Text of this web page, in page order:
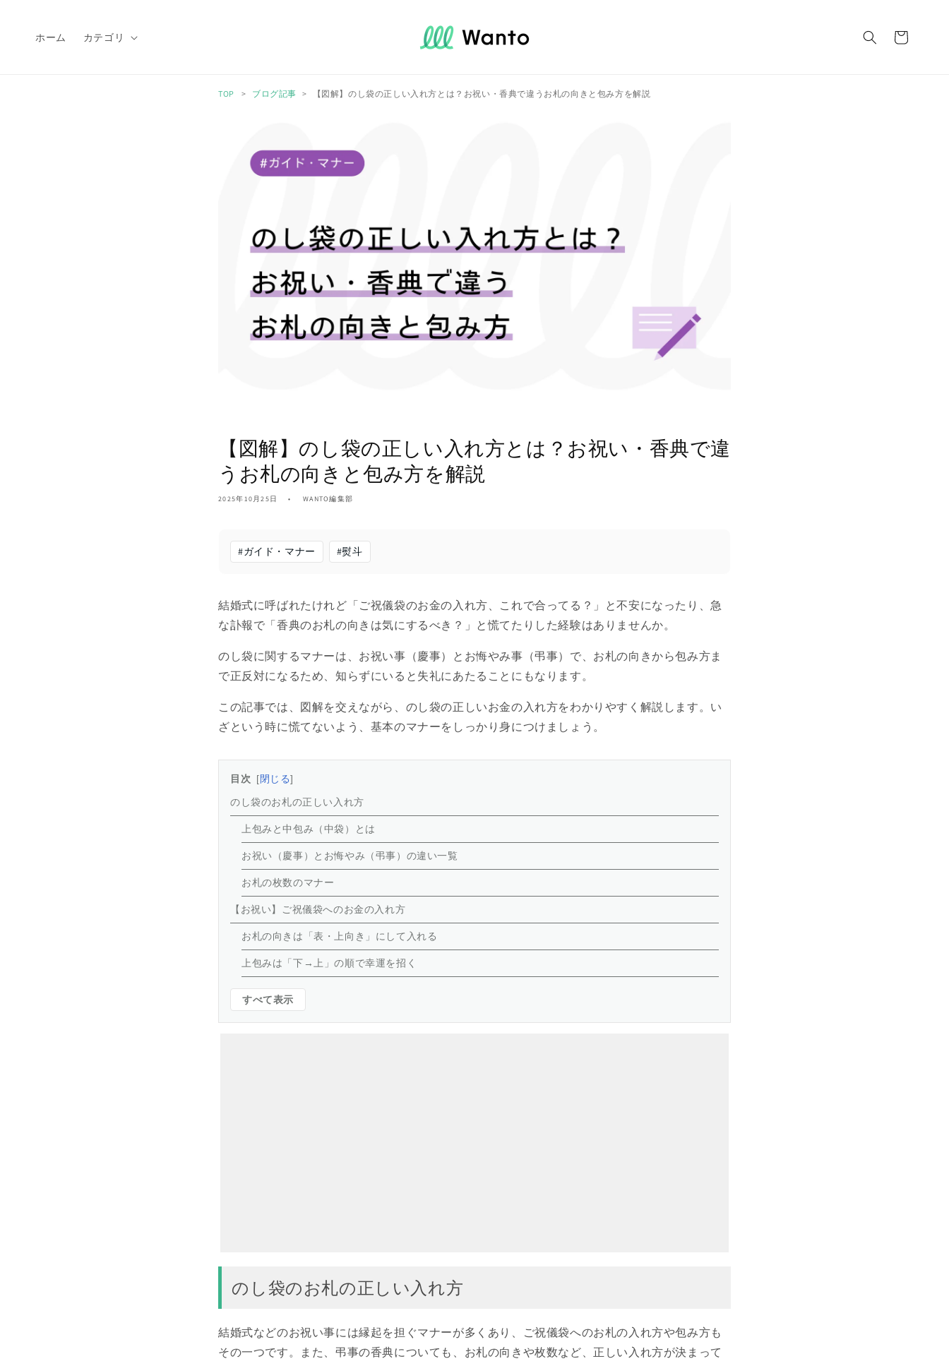
ホーム カテゴリ
ー
TOP ブログ記事 【図解】のし袋の正しい入れ方とは？お祝い・香典で違うお札の向きと包み方を解説
【図解】のし袋の正しい入れ方とは？お祝い・香典で違
うお札の向きと包み方を解説
2025年10月25日 WANTO編集部
#ガイド・マナー #熨斗
結婚式に呼ばれたけれど「ご祝儀袋のお金の入れ方、これで合ってる？」と不安になったり、急
な訃報で「香典のお札の向きは気にするべき？」と慌てたりした経験はありませんか。
のし袋に関するマナーは、お祝い事（慶事）とお悔やみ事（弔事）で、お札の向きから包み方ま
で正反対になるため、知らずにいると失礼にあたることにもなります。
この記事では、図解を交えながら、のし袋の正しいお金の入れ方をわかりやすく解説します。い
ざという時に慌てないよう、基本のマナーをしっかり身につけましょう。
目次 閉じる
のし袋のお札の正しい入れ方
上包みと中包み（中袋）とは
お祝い（慶事）とお悔やみ（弔事）の違い一覧
お札の枚数のマナー
【お祝い】ご祝儀袋へのお金の入れ方
お札の向きは「表・上向き」にして入れる
上包みは「下→上」の順で幸運を招く
すべて表示
のし袋のお札の正しい入れ方
結婚式などのお祝い事には縁起を担ぐマナーが多くあり、ご祝儀袋へのお札の入れ方や包み方も
その一つです。また、弔事の香典についても、お札の向きや枚数など、正しい入れ方が決まって